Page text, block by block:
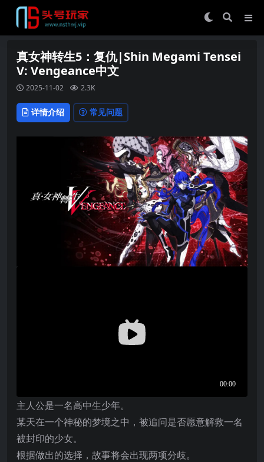
真女神转生5：复仇|Shin Megami Tensei
V: Vengeance中文
2025-11-02 2.3K
详情介绍 常见问题
主人公是一名高中生少年。
某天在一个神秘的梦境之中，被追问是否愿意解救一名
被封印的少女。
根据做出的选择，故事将会出现两项分歧。